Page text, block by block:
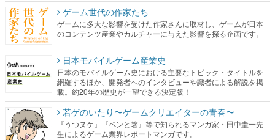
ゲーム世代の作家たち
ゲームに多大な影響を受けた作家さんに取材し、ゲームが日本
のコンテンツ産業やカルチャーに与えた影響を探る企画です。
日本モバイルゲーム産業史
日本のモバイルゲーム史における主要なトピック・タイトルを
網羅するほか、開発者へのインタビューや識者による解説を掲
載。約20年の歴史が一望できる決定版！
若ゲのいたり〜ゲームクリエイターの青春〜
『うつヌケ』『ペンと箸』等で知られるマンガ家・田中圭一先
生によるゲーム業界レポートマンガです。